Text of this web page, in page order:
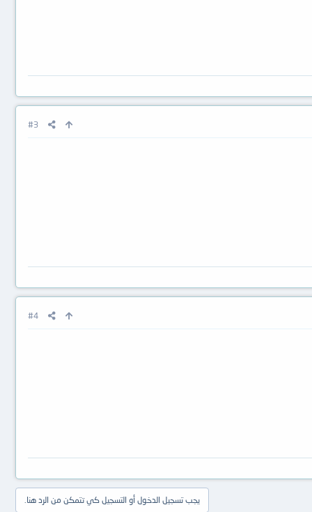
#3
#4
يجب تسجيل الدخول أو التسجيل كي تتمكن من الرد هنا.